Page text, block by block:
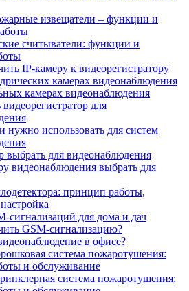
извещатели – функции и
считыватели: функции и
IP-камеру к видеорегистратору
камерах видеонаблюдения
камерах видеонаблюдения
для
нужно использовать для систем
выбрать для видеонаблюдения
видеонаблюдения выбрать для
принцип работы,
сигнализаций для дома и дач
GSM-сигнализацию?
в офисе?
система пожаротушения:
и обслуживание
система пожаротушения: